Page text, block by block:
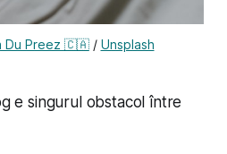
Du Preez 🇨🇦 / Unsplash
e singurul obstacol între